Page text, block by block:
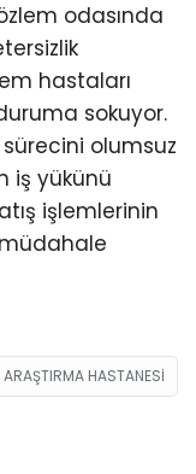
odasında
hastaları
sokuyor.
olumsuz
iş yükünü
işlemlerinin
ARAŞTIRMA HASTANESI